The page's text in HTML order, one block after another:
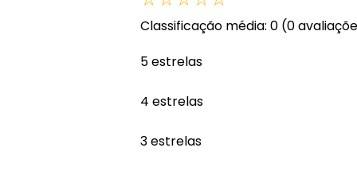
Classificação média: 0 (0
5 estrelas
4 estrelas
3 estrelas